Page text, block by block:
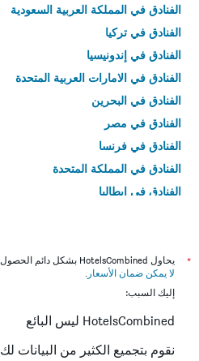
الفنادق في المملكة العربية السعودية
الفنادق في تركيا
الفنادق في إندونيسيا
الفنادق في الامارات العربية المتحدة
الفنادق في البحرين
الفنادق في مصر
الفنادق في فرنسا
الفنادق في المملكة المتحدة
الفنادق في إيطاليا
*
يحاول HotelsCombined بشكل دائم الحصول على الأسعار الدقيقة، ولكن
لا يمكن ضمان الأسعار .
إليك السبب:
HotelsCombined ليس البائع
نقوم بتجميع الكثير من البيانات لك